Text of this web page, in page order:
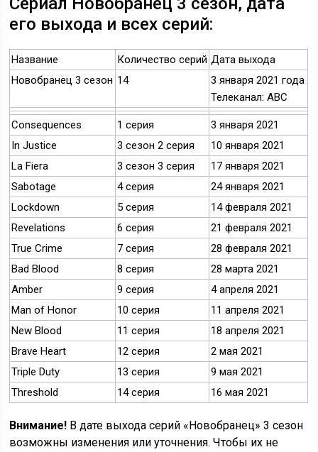
его выхода и всех серий:
Название Количество серий Дата выхода
Новобранец 3 сезон 14
3 января 2021 года
Телеканал: ABC
Consequences 1 серия
3 января 2021
In Justice
3 сезон 2 серия
10 января 2021
La Fiera
3 сезон 3 серия
17 января 2021
Sabotage
4 серия
24 января 2021
Lockdown
5 серия
14 февраля 2021
Revelations
6 серия
21 февраля 2021
True Crime
7 серия
28 февраля 2021
Bad Blood
8 серия
28 марта 2021
Amber
9 серия
4 апреля 2021
Man of Honor
10 серия
11 апреля 2021
New Blood
11 серия
18 апреля 2021
Brave Heart
12 серия
2 мая 2021
Triple Duty
13 серия
9 мая 2021
Threshold
14 серия 16 мая 2021
Внимание! В дате выхода серий «Новобранец» 3 сезон
возможны изменения или уточнения. Чтобы их не